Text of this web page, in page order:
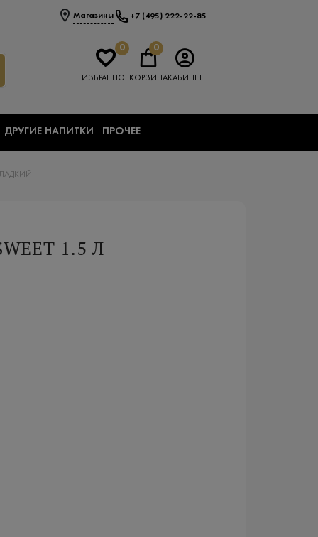
Магазины +7 (495) 222-22-85
0
ИЗБРАННОЕ
0
КОРЗИНАКАБИНЕТ
ДРУГИЕ НАПИТКИ ПРОЧЕЕ
1.5 Л